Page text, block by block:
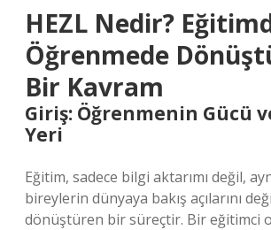
HEZL Nedir?
Öğrenmede
Bir Kavram
Giriş: Öğrenmenin Gücü
Yeri
Eğitim, sadece bilgi aktarımı değil,
bireylerin dünyaya bakış açılarını
dönüştüren bir süreçtir. Bir eğitimci